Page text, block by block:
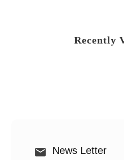
Recently
News Letter